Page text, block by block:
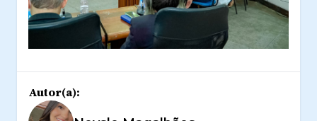
Autor(a):